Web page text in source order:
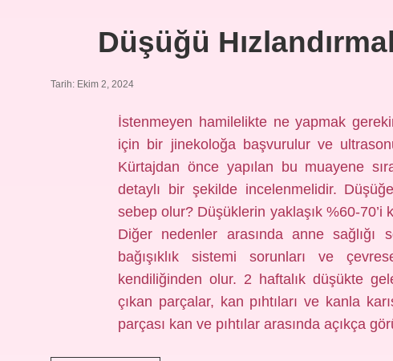
Düşüğü
Tarih: Ekim 2, 2024
İstenmeyen hamilelikte ne yapmak
için bir jinekoloğa başvurulur ve
Kürtajdan önce yapılan bu muayene
detaylı bir şekilde incelenmelidir.
sebep olur? Düşüklerin yaklaşık %60-
Diğer nedenler arasında anne sağlığı
bağışıklık sistemi sorunları ve
kendiliğinden olur. 2 haftalık düşükte
çıkan parçalar, kan pıhtıları ve kanla
parçası kan ve pıhtılar arasında açıkça